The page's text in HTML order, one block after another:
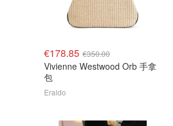
€178.85 €350.00
Vivienne Westwood Orb 手拿
包
Eraldo